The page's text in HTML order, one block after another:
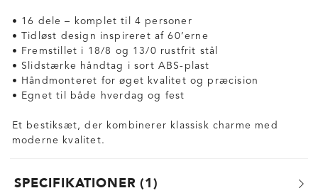
• 16 dele – komplet til 4 personer
• Tidløst design inspireret af 60’erne
• Fremstillet i 18/8 og 13/0 rustfrit stål
• Slidstærke håndtag i sort ABS-plast
• Håndmonteret for øget kvalitet og præcision
• Egnet til både hverdag og fest
Et bestiksæt, der kombinerer klassisk charme med
moderne kvalitet.
SPECIFIKATIONER 1